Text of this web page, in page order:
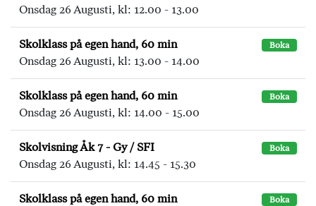
Onsdag 26 Augusti, kl: 12.00 - 13.00
Skolklass på egen hand, 60 min Boka
Onsdag 26 Augusti, kl: 13.00 - 14.00
Skolklass på egen hand, 60 min Boka
Onsdag 26 Augusti, kl: 14.00 - 15.00
Skolvisning Åk 7 - Gy / SFI Boka
Onsdag 26 Augusti, kl: 14.45 - 15.30
Skolklass på egen hand, 60 min Boka